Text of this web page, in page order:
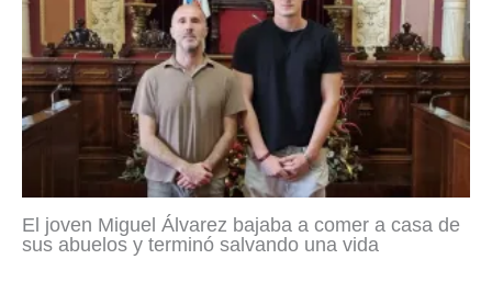
El joven Miguel Álvarez bajaba a comer a casa de
sus abuelos y terminó salvando una vida